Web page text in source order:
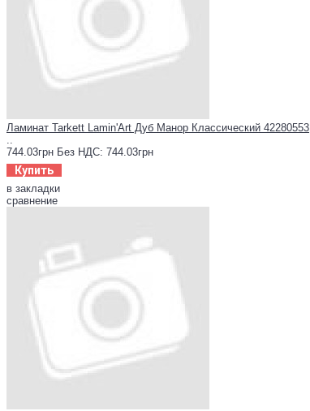
Ламинат Tarkett Lamin'Art Дуб Mанор Классический 42280553
..
744.03грн Без НДС: 744.03грн
Купить
в закладки
сравнение